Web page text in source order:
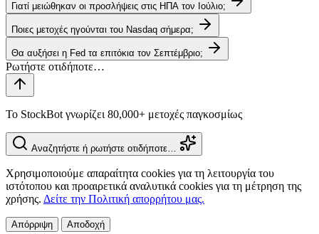
Γιατί μειώθηκαν οι προσλήψεις στις ΗΠΑ τον Ιούλιο;
Ποιες μετοχές ηγούνται του Nasdaq σήμερα;
Θα αυξήσει η Fed τα επιτόκια τον Σεπτέμβριο;
Το StockBot γνωρίζει 80,000+ μετοχές παγκοσμίως
Αναζητήστε ή ρωτήστε οτιδήποτε…
Χρησιμοποιούμε απαραίτητα cookies για τη λειτουργία του
ιστότοπου και προαιρετικά αναλυτικά cookies για τη μέτρηση της
χρήσης. Δείτε την Πολιτική απορρήτου μας.
Απόρριψη Αποδοχή